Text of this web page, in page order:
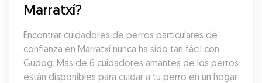
Marratxí?
Encontrar cuidadores de perros particulares de
confianza en Marratxí nunca ha sido tan fácil con
Gudog. Más de 6 cuidadores amantes de los perros
están disponibles para cuidar a tu perro en un hogar